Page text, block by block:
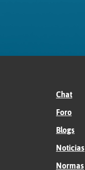
Chat
Foro
Blogs
Noticias
Normas